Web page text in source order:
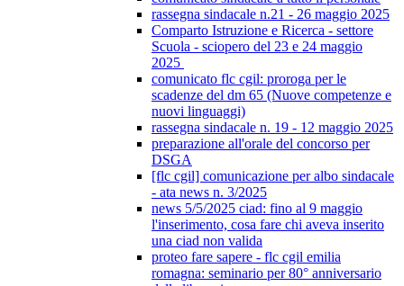
rassegna sindacale n.21 - 26 maggio 2025
Comparto Istruzione e Ricerca - settore
Scuola - sciopero del 23 e 24 maggio
2025
comunicato flc cgil: proroga per le
scadenze del dm 65 (Nuove competenze e
nuovi linguaggi)
rassegna sindacale n. 19 - 12 maggio 2025
preparazione all'orale del concorso per
DSGA
[flc cgil] comunicazione per albo sindacale
- ata news n. 3/2025
news 5/5/2025 ciad: fino al 9 maggio
l'inserimento, cosa fare chi aveva inserito
una ciad non valida
proteo fare sapere - flc cgil emilia
romagna: seminario per 80° anniversario